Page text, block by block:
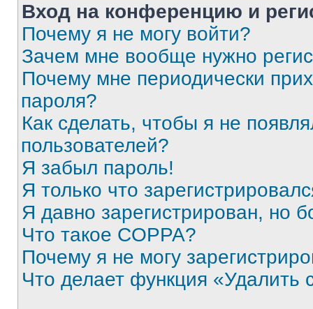
Вход на конференцию и
Почему я не могу войти?
Зачем мне вообще нужно
Почему мне периодически
пароля?
Как сделать, чтобы я не
пользователей?
Я забыл пароль!
Я только что
Я давно зарегистрирован, но
Что такое COPPA?
Почему я не могу
Что делает функция «Удалить